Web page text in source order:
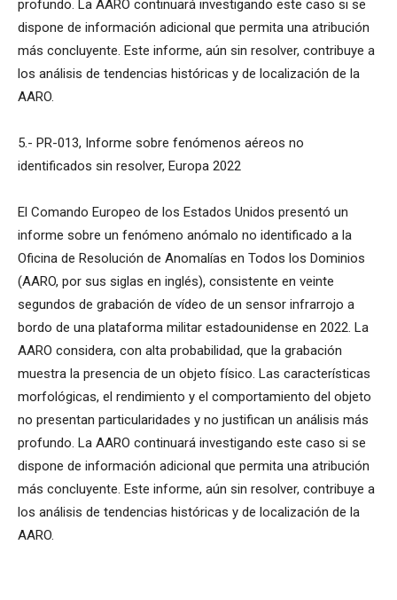
profundo. La AARO continuará investigando este caso si se
dispone de información adicional que permita una atribución
más concluyente. Este informe, aún sin resolver, contribuye a
los análisis de tendencias históricas y de localización de la
AARO.
5.- PR-013, Informe sobre fenómenos aéreos no
identificados sin resolver, Europa 2022
El Comando Europeo de los Estados Unidos presentó un
informe sobre un fenómeno anómalo no identificado a la
Oficina de Resolución de Anomalías en Todos los Dominios
(AARO, por sus siglas en inglés), consistente en veinte
segundos de grabación de vídeo de un sensor infrarrojo a
bordo de una plataforma militar estadounidense en 2022. La
AARO considera, con alta probabilidad, que la grabación
muestra la presencia de un objeto físico. Las características
morfológicas, el rendimiento y el comportamiento del objeto
no presentan particularidades y no justifican un análisis más
profundo. La AARO continuará investigando este caso si se
dispone de información adicional que permita una atribución
más concluyente. Este informe, aún sin resolver, contribuye a
los análisis de tendencias históricas y de localización de la
AARO.